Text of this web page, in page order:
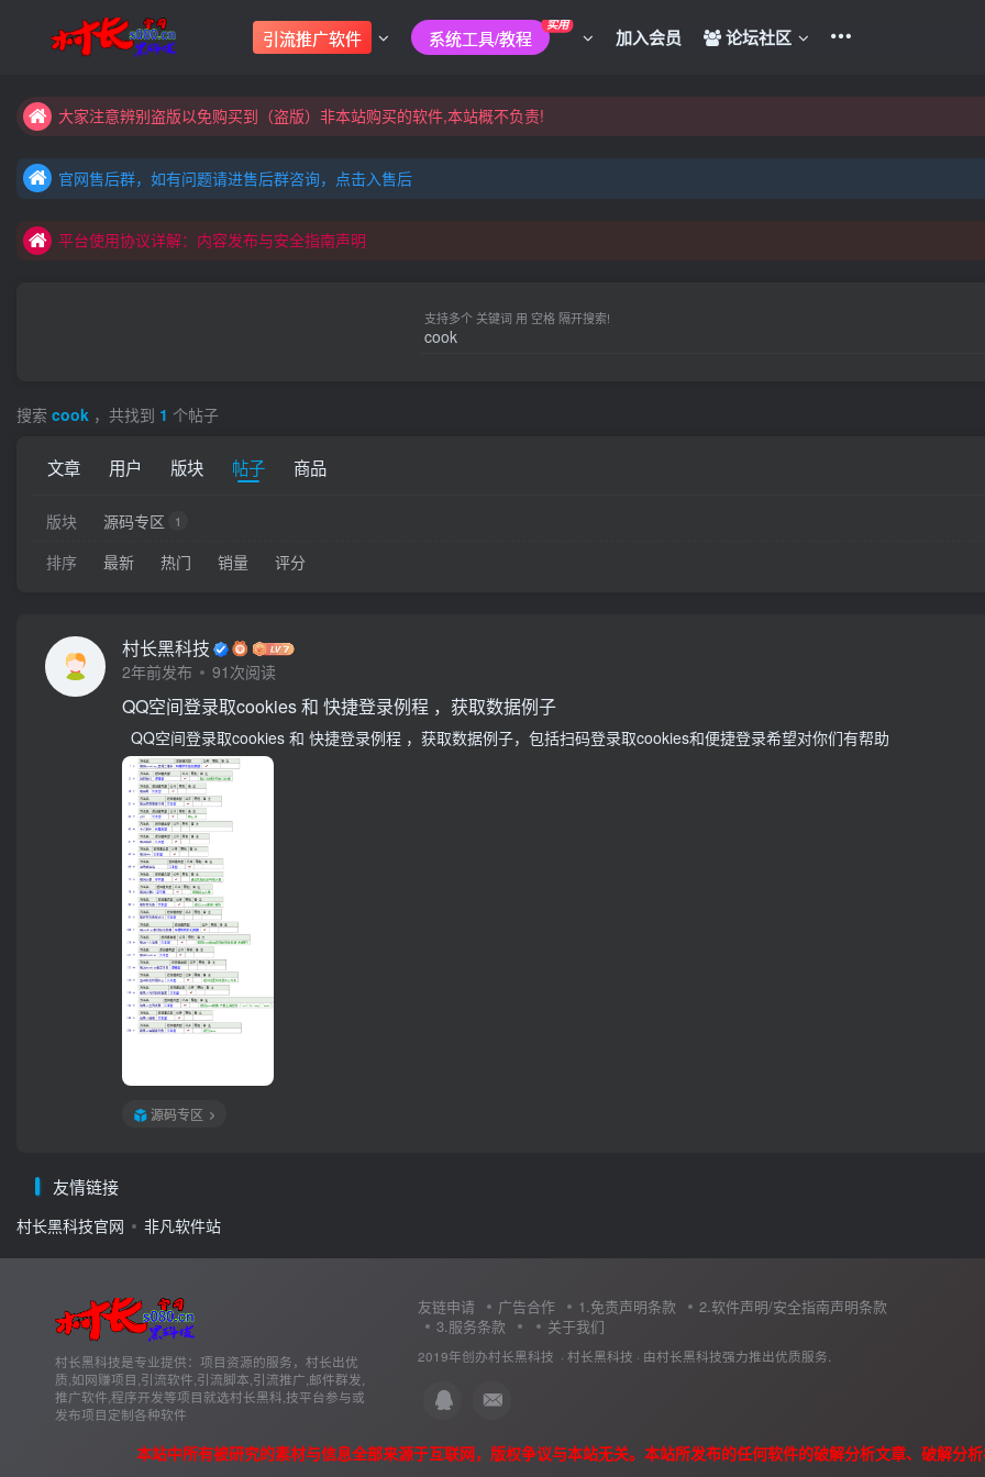
引流推广软件 系统工具/教程
实用
加入会员 论坛社区
大家注意辨别盗版以免购买到（盗版）非本站购买的软件,本站概不负责!
大家注意辨别盗版以免购买到（盗版）非本站购买的软件,本站概不负责!
官网售后群，如有问题请进售后群咨询，点击入售后
官网售后群，如有问题请进售后群咨询，点击入售后
平台使用协议详解：内容发布与安全指南声明
支持多个 关键词 用 空格 隔开搜索!
搜索 cook ，共找到 1 个帖子
文章 用户 版块 帖子 商品
版块 源码专区 1
排序 最新 热门 销量 评分
村长黑科技
2年前发布 91次阅读
QQ空间登录取cookies 和 快捷登录例程 ，获取数据例子
QQ空间登录取cookies 和 快捷登录例程 ，获取数据例子，包括扫码登录取cookies和便捷登录希望对你们有帮助
源码专区
友情链接
村长黑科技官网 非凡软件站
村长黑科技是专业提供：项目资源的服务，村长出优
质,如网赚项目,引流软件,引流脚本,引流推广,邮件群发,
推广软件,程序开发等项目就选村长黑科,技平台参与或
发布项目定制各种软件
友链申请 广告合作 1.免责声明条款
2.软件声明/安全指南声明条款
3.服务条款
关于我们
2019年创办村长黑科技 · 村长黑科技 · 由村长黑科技强力推出优质服务.
本站中所有被研究的素材与信息全部来源于互联网，版权争议与本站无关。本站所发布的任何软件的破解分析文章、破解分